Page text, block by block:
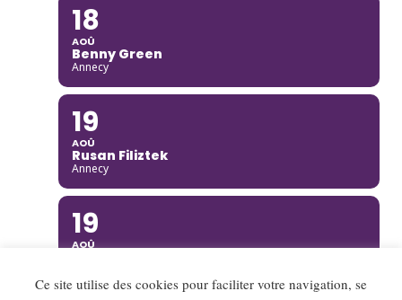
18
AOÛ
Benny Green
Annecy
19
AOÛ
Rusan Filiztek
Annecy
19
AOÛ
Ce site utilise des cookies pour faciliter votre navigation, se